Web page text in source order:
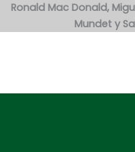
Ronald Mac Donald,
Mundet y